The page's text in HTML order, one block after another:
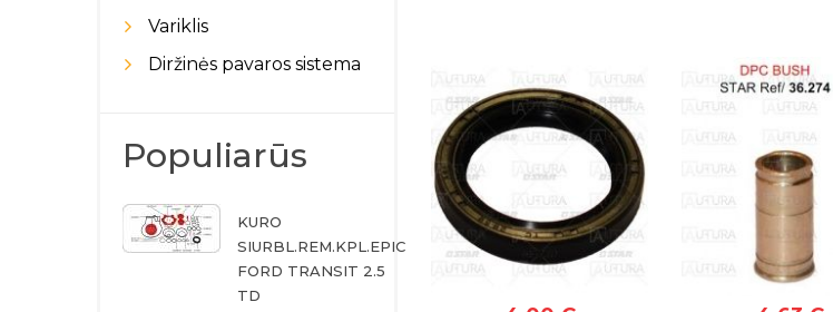
Variklis
Diržinės pavaros sistema
Populiarūs
KURO
SIURBL.REM.KPL.EPIC
FORD TRANSIT 2.5
TD